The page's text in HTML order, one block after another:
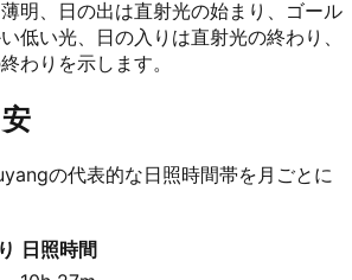
明、日の出は直射光の始まり、ゴール
低い光、日の入りは直射光の終わり、
わりを示します。
の代表的な日照時間帯を月ごとに
日照時間